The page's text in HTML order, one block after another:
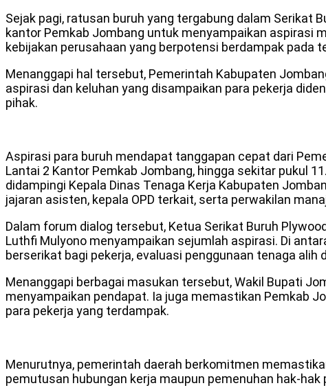
Sejak pagi, ratusan buruh yang tergabung dalam Serikat
kantor Pemkab Jombang untuk menyampaikan aspirasi
kebijakan perusahaan yang berpotensi berdampak pada
Menanggapi hal tersebut, Pemerintah Kabupaten
aspirasi dan keluhan yang disampaikan para pekerja
pihak.
Aspirasi para buruh mendapat tanggapan cepat dari
Lantai 2 Kantor Pemkab Jombang, hingga sekitar pukul
didampingi Kepala Dinas Tenaga Kerja Kabupaten
jajaran asisten, kepala OPD terkait, serta perwakilan
Dalam forum dialog tersebut, Ketua Serikat Buruh
Luthfi Mulyono menyampaikan sejumlah aspirasi. Di
berserikat bagi pekerja, evaluasi penggunaan tenaga
Menanggapi berbagai masukan tersebut, Wakil Bupati
menyampaikan pendapat. Ia juga memastikan Pemkab
para pekerja yang terdampak.
Menurutnya, pemerintah daerah berkomitmen
pemutusan hubungan kerja maupun pemenuhan hak-